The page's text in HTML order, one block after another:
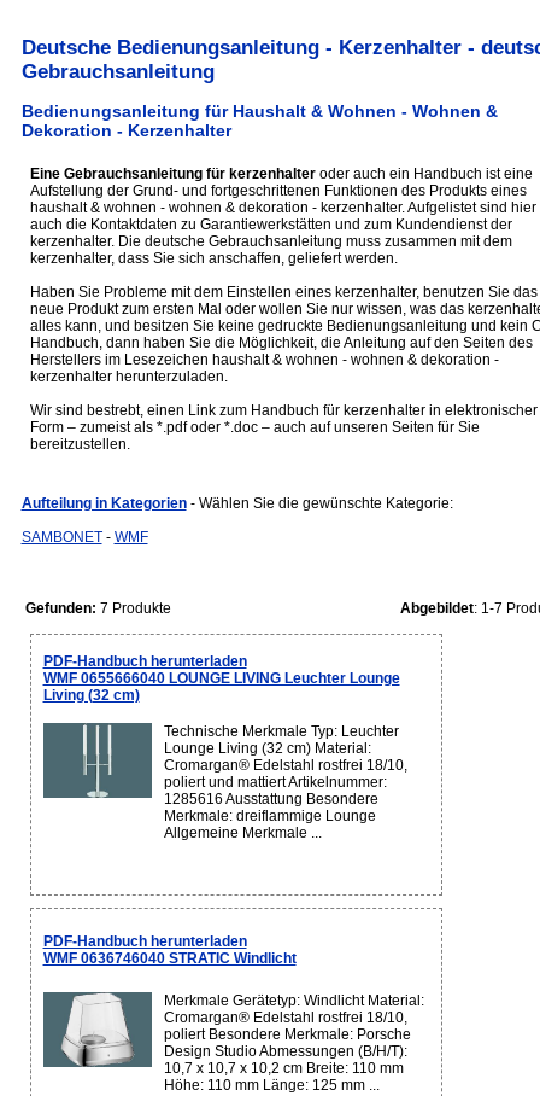
Deutsche Bedienungsanleitung - Kerzenhalter -
Gebrauchsanleitung
Bedienungsanleitung für Haushalt & Wohnen - Wohnen &
Dekoration - Kerzenhalter
Eine Gebrauchsanleitung für kerzenhalteroder auch ein Handbuch ist eine
Aufstellung der Grund- und fortgeschrittenen Funktionen des Produkts eines
haushalt & wohnen - wohnen & dekoration - kerzenhalter. Aufgelistet sind hier
auch die Kontaktdaten zu Garantiewerkstätten und zum Kundendienst der
kerzenhalter. Die deutsche Gebrauchsanleitung muss zusammen mit dem
kerzenhalter, dass Sie sich anschaffen, geliefert werden.
Haben Sie Probleme mit dem Einstellen eines kerzenhalter, benutzen Sie das
neue Produkt zum ersten Mal oder wollen Sie nur wissen, was das
alles kann, und besitzen Sie keine gedruckte Bedienungsanleitung und kein
Handbuch, dann haben Sie die Möglichkeit, die Anleitung auf den Seiten des
Herstellers im Lesezeichen haushalt & wohnen - wohnen & dekoration -
kerzenhalter herunterzuladen.
Wir sind bestrebt, einen Link zum Handbuch für kerzenhalter in elektronischer
Form – zumeist als *.pdf oder *.doc – auch auf unseren Seiten für Sie
bereitzustellen.
Aufteilung in Kategorien - Wählen Sie die gewünschte Kategorie:
SAMBONET- WMF
Gefunden: 7 Produkte Abgebildet: 1-7
PDF-Handbuch herunterladen
WMF 0655666040 LOUNGE LIVING Leuchter Lounge
Living (32 cm)
Technische Merkmale Typ: Leuchter
Lounge Living (32 cm) Material:
Cromargan® Edelstahl rostfrei 18/10,
poliert und mattiert Artikelnummer:
1285616 Ausstattung Besondere
Merkmale: dreiflammige Lounge
Allgemeine Merkmale ...
PDF-Handbuch herunterladen
WMF 0636746040 STRATIC Windlicht
Merkmale Gerätetyp: Windlicht Material:
Cromargan® Edelstahl rostfrei 18/10,
poliert Besondere Merkmale: Porsche
Design Studio Abmessungen (B/H/T):
10,7 x 10,7 x 10,2 cm Breite: 110 mm
Höhe: 110 mm Länge: 125 mm ...